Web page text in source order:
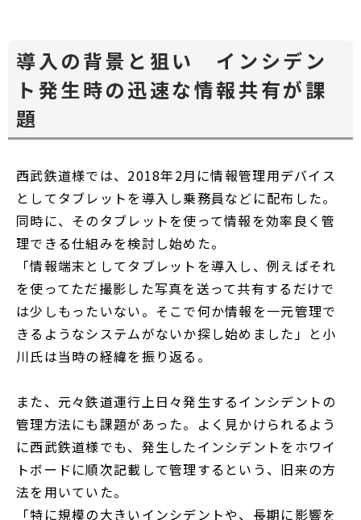
導入の背景と狙い インシデン
ト発生時の迅速な情報共有が課
題
西武鉄道様では、2018年2月に情報管理用デバイス
としてタブレットを導入し乗務員などに配布した。
同時に、そのタブレットを使って情報を効率良く管
理できる仕組みを検討し始めた。
「情報端末としてタブレットを導入し、例えばそれ
を使ってただ撮影した写真を送って共有するだけで
は少しもったいない。そこで何か情報を一元管理で
きるようなシステムがないか探し始めました」と小
川氏は当時の経緯を振り返る。
また、元々鉄道運行上日々発生するインシデントの
管理方法にも課題があった。よく見かけられるよう
に西武鉄道様でも、発生したインシデントをホワイ
トボードに順次記載して管理するという、旧来の方
法を用いていた。
「特に規模の大きいインシデントや、長期に影響を